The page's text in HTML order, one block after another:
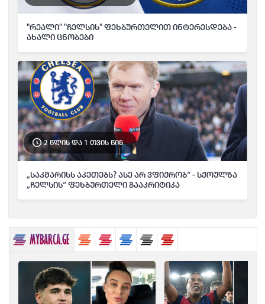
"რეალი" "ჩელსის" ფეხბურთელით ინტერესდება -
ახალი ცნობები
2 წლის და 1 თვის წინ
„საკმარისს აკეთებს? ასე არ ვფიქრობ“ - სქოულზა
„ჩელსის“ ფეხბურთელი გააკრიტიკა
MYBARCA.GE